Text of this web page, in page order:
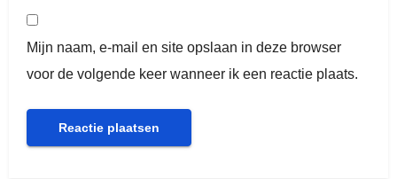
Mijn naam, e-mail en site opslaan in deze browser
voor de volgende keer wanneer ik een reactie plaats.